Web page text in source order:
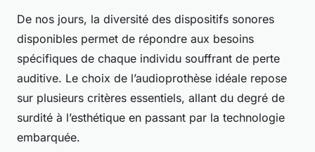
De nos jours, la diversité des dispositifs sonores
disponibles permet de répondre aux besoins
spécifiques de chaque individu souffrant de perte
auditive. Le choix de l’audioprothèse idéale repose
sur plusieurs critères essentiels, allant du degré de
surdité à l’esthétique en passant par la technologie
embarquée.